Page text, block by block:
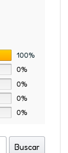
100%
0%
0%
0%
0%
Buscar